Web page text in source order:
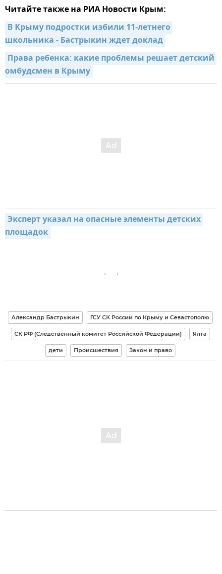
Читайте также на РИА Новости Крым:
В Крыму подростки избили 11-летнего
школьника - Бастрыкин ждет доклад
Права ребенка: какие проблемы решает детский
омбудсмен в Крыму
Эксперт указал на опасные элементы детских
площадок
Александр Бастрыкин ГСУ СК России по Крыму и Севастополю
СК РФ (Следственный комитет Российской Федерации) Ялта
дети Происшествия Закон и право